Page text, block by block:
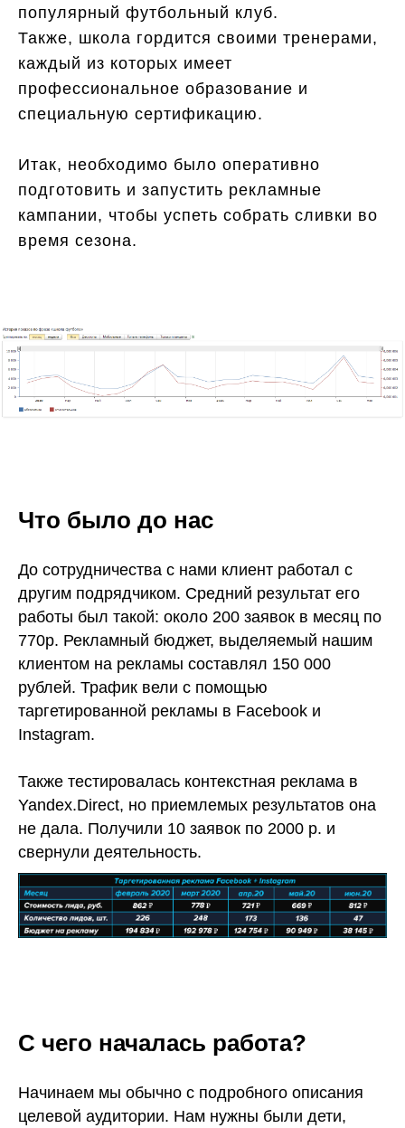
популярный футбольный клуб.
Также, школа гордится своими тренерами,
каждый из которых имеет
профессиональное образование и
специальную сертификацию.
Итак, необходимо было оперативно
подготовить и запустить рекламные
кампании, чтобы успеть собрать сливки во
время сезона.
Что было до нас
До сотрудничества с нами клиент работал с
другим подрядчиком. Средний результат его
работы был такой: около 200 заявок в месяц по
770р. Рекламный бюджет, выделяемый нашим
клиентом на рекламы составлял 150 000
рублей. Трафик вели с помощью
таргетированной рекламы в Facebook и
Instagram.
Также тестировалась контекстная реклама в
Yandex.Direct, но приемлемых результатов она
не дала. Получили 10 заявок по 2000 р. и
свернули деятельность.
С чего началась работа?
Начинаем мы обычно с подробного описания
целевой аудитории. Нам нужны были дети,